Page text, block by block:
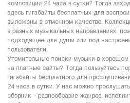
композиции 24 часа в сутки? Тогда
здесь гигабайты бесплатных для
выложены в отменном качестве.
в разных музыкальных направлениях,
подходящее для души или под
пользователи.
Утомительные поиски музыки в хорошем
на платные сайты? Тогда пользуйтесь
гигабайты бесплатного для
24 часа в сутки. У нас можно
сборник - разнообразие жанров,